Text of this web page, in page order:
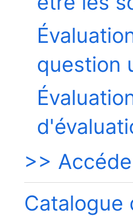
question
>>
Catalogue